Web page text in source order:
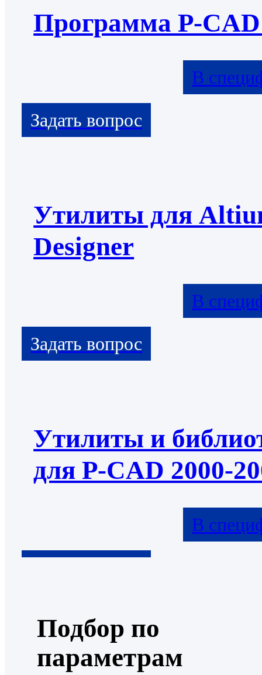
Программа P-CAD
В
Утилиты для
Designer
В
Утилиты и
для P-CAD 2000-
В
Подбор по
параметрам